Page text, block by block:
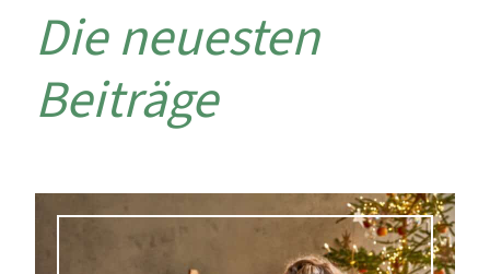
Die neuesten
Beiträge